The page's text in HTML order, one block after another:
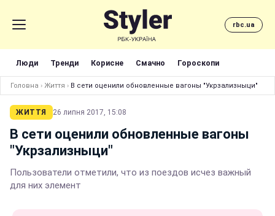
rbc.ua
Люди Тренди Корисне Смачно Гороскопи
Головна › Життя › В сети оценили обновленные вагоны "Укрзализныци"
ЖИТТЯ 26 липня 2017, 15:08
В сети оценили обновленные вагоны
"Укрзализныци"
Пользователи отметили, что из поездов исчез важный
для них элемент